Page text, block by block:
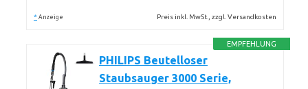
* Anzeige Preis inkl. MwSt., zzgl. Versandkosten
EMPFEHLUNG
PHILIPS Beutelloser
Staubsauger 3000 Serie,